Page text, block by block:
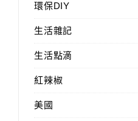
環保DIY
生活雜記
生活點滴
紅辣椒
美國